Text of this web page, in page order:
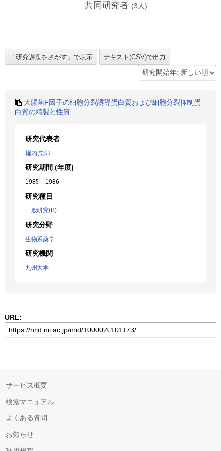
共同研究者 (3 人)
大腸菌F因子の細胞分裂誘導蛋白質および細胞分裂抑制蛋
白質の精製と性質
研究代表者
堀内 忠郎
研究期間 (年度)
1985 – 1986
研究種目
一般研究(B)
研究分野
生物系薬学
研究機関
九州大学
URL:
サービス概要
検索マニュアル
よくある質問
お知らせ